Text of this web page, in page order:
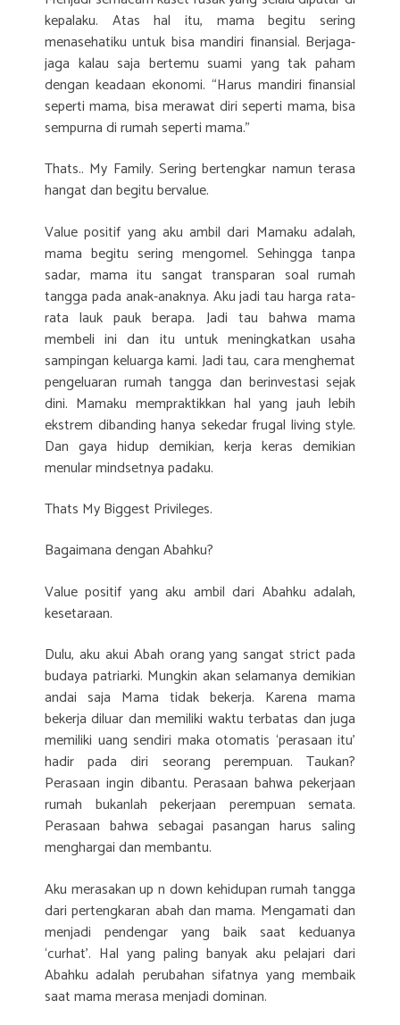
kepalaku. Atas hal itu, mama begitu sering
menasehatiku untuk bisa mandiri finansial. Berjaga-
jaga kalau saja bertemu suami yang tak paham
dengan keadaan ekonomi. “Harus mandiri finansial
seperti mama, bisa merawat diri seperti mama, bisa
sempurna di rumah seperti mama.”
Thats.. My Family. Sering bertengkar namun terasa
hangat dan begitu bervalue.
Value positif yang aku ambil dari Mamaku adalah,
mama begitu sering mengomel. Sehingga tanpa
sadar, mama itu sangat transparan soal rumah
tangga pada anak-anaknya. Aku jadi tau harga rata-
rata lauk pauk berapa. Jadi tau bahwa mama
membeli ini dan itu untuk meningkatkan usaha
sampingan keluarga kami. Jadi tau, cara menghemat
pengeluaran rumah tangga dan berinvestasi sejak
dini. Mamaku mempraktikkan hal yang jauh lebih
ekstrem dibanding hanya sekedar frugal living style.
Dan gaya hidup demikian, kerja keras demikian
menular mindsetnya padaku.
Thats My Biggest Privileges.
Bagaimana dengan Abahku?
Value positif yang aku ambil dari Abahku adalah,
kesetaraan.
Dulu, aku akui Abah orang yang sangat strict pada
budaya patriarki. Mungkin akan selamanya demikian
andai saja Mama tidak bekerja. Karena mama
bekerja diluar dan memiliki waktu terbatas dan juga
memiliki uang sendiri maka otomatis ‘perasaan itu’
hadir pada diri seorang perempuan. Taukan?
Perasaan ingin dibantu. Perasaan bahwa pekerjaan
rumah bukanlah pekerjaan perempuan semata.
Perasaan bahwa sebagai pasangan harus saling
menghargai dan membantu.
Aku merasakan up n down kehidupan rumah tangga
dari pertengkaran abah dan mama. Mengamati dan
menjadi pendengar yang baik saat keduanya
‘curhat’. Hal yang paling banyak aku pelajari dari
Abahku adalah perubahan sifatnya yang membaik
saat mama merasa menjadi dominan.